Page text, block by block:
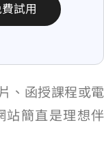
試用
、函授課程或電
站簡直是理想伴